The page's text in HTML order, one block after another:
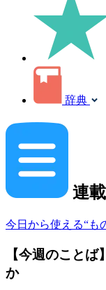
辞典
連載
今日から使える“も
【今週のこと
か